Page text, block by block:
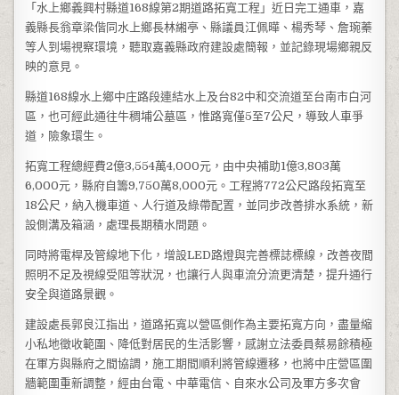
「水上鄉義興村縣道168線第2期道路拓寬工程」近日完工通車，嘉
義縣長翁章梁偕同水上鄉長林緗亭、縣議員江佩曄、楊秀琴、詹琬蓁
等人到場視察環境，聽取嘉義縣政府建設處簡報，並記錄現場鄉親反
映的意見。
縣道168線水上鄉中庄路段連結水上及台82中和交流道至台南市白河
區，也可經此通往牛稠埔公墓區，惟路寬僅5至7公尺，導致人車爭
道，險象環生。
拓寬工程總經費2億3,554萬4,000元，由中央補助1億3,803萬
6,000元，縣府自籌9,750萬8,000元。工程將772公尺路段拓寬至
18公尺，納入機車道、人行道及綠帶配置，並同步改善排水系統，新
設側溝及箱涵，處理長期積水問題。
同時將電桿及管線地下化，增設LED路燈與完善標誌標線，改善夜間
照明不足及視線受阻等狀況，也讓行人與車流分流更清楚，提升通行
安全與道路景觀。
建設處長郭良江指出，道路拓寬以營區側作為主要拓寬方向，盡量縮
小私地徵收範圍、降低對居民的生活影響，感謝立法委員蔡易餘積極
在軍方與縣府之間協調，施工期間順利將管線遷移，也將中庄營區圍
牆範圍重新調整，經由台電、中華電信、自來水公司及軍方多次會